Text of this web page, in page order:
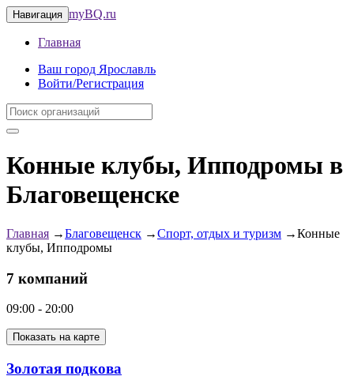
Навигация myBQ.ru
Главная
Ваш город Ярославль
Войти/Регистрация
Конные клубы, Ипподромы в
Благовещенске
Главная →Благовещенск →Спорт, отдых и туризм →Конные
клубы, Ипподромы
7 компаний
09:00 - 20:00
Показать на карте
Золотая подкова